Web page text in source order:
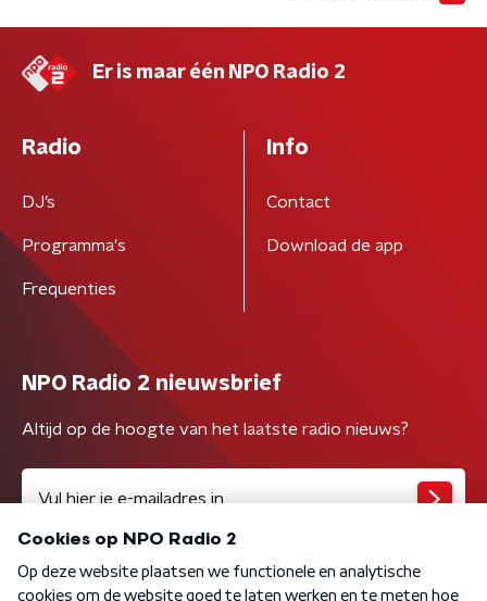
Er is maar één NPO Radio 2
Radio
DJ’s
Programma's
Frequenties
Info
Contact
Download de app
NPO Radio 2 nieuwsbrief
Altijd op de hoogte van het laatste radio nieuws?